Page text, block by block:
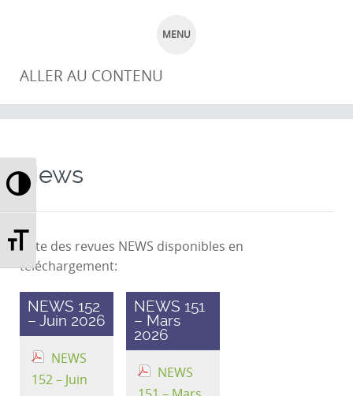
Passer en contraste élevé
Changer la taille de la police
MENU
ALLER AU CONTENU
News
Liste des revues NEWS disponibles en
téléchargement:
NEWS 152
– Juin 2026
NEWS
152 – Juin
NEWS 151
– Mars
2026
NEWS